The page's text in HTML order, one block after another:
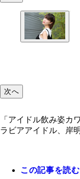
次へ
「アイドル飲み姿
ラビアアイドル、岸
この記事を読む